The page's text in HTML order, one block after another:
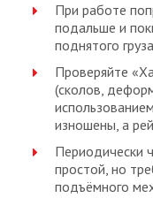
При работе
подальше и
поднятого
Проверяйте
(сколов,
изношены, а
Периодически
простой, но
подъёмного